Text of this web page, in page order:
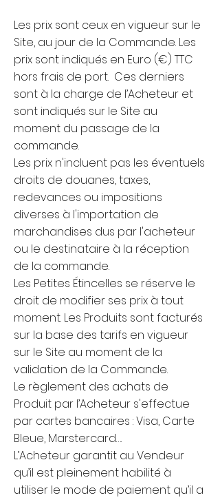
Les prix sont ceux en vigueur sur le
Site, au jour de la Commande. Les
prix sont indiqués en Euro (€) TTC
hors frais de port. Ces derniers
sont à la charge de l’Acheteur et
sont indiqués sur le Site au
moment du passage de la
commande.
Les prix n'incluent pas les éventuels
droits de douanes, taxes,
redevances ou impositions
diverses à l'importation de
marchandises dus par l'acheteur
ou le destinataire à la réception
de la commande.
Les Petites Étincelles se réserve le
droit de modifier ses prix à tout
moment. Les Produits sont facturés
sur la base des tarifs en vigueur
sur le Site au moment de la
validation de la Commande.
Le règlement des achats de
Produit par l’Acheteur s'effectue
par cartes bancaires : Visa, Carte
Bleue, Marstercard….
​L’Acheteur garantit au Vendeur
qu’il est pleinement habilité à
utiliser le mode de paiement qu’il a